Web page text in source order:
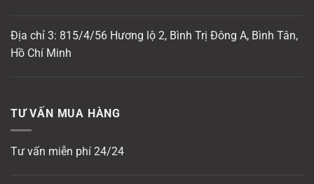
Địa chỉ 3: 815/4/56 Hương lộ 2, Bình Trị Đông A, Bình Tân,
Hồ Chí Minh
TƯ VẤN MUA HÀNG
Tư vấn miễn phí 24/24